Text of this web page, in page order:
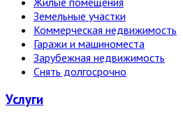
Земельные участки
Коммерческая недвижимость
Гаражи и машиноместа
Зарубежная недвижимость
Снять долгосрочно
Услуги